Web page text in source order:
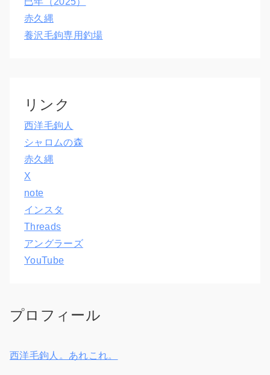
赤久縄
養沢毛鉤専用釣場
リンク
西洋毛鉤人
シャロムの森
赤久縄
X
note
インスタ
Threads
アングラーズ
YouTube
プロフィール
西洋毛鉤人。あれこれ。